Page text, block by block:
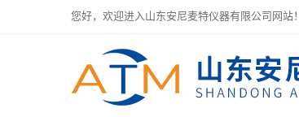
您好，欢迎进入山东安尼麦特仪器有限公司网站！